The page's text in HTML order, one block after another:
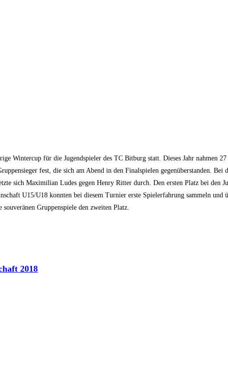
Wintercup für die Jugendspieler des TC Bitburg statt. Dieses Jahr nahmen
fest, die sich am Abend in den Finalspielen gegenüberstanden.
sich Maximilian Ludes gegen Henry Ritter durch. Den ersten Platz bei
U15/U18 konnten bei diesem Turnier erste Spielerfahrung sammeln
Gruppenspiele den zweiten Platz.
2018